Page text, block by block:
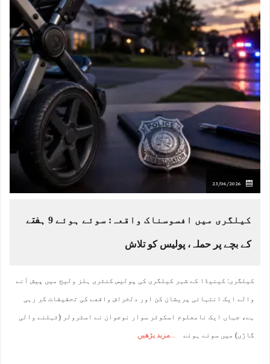
23/06/2026
کیلگری میں افسوسناک واقعہ: سوئے ہوئے 9 ہفتے
کے بچے پر حملہ، پولیس کو تلاش
کیلگری: کینیڈا کے شہر کیلگری کی پولیس کنٹری ہلز ولیج میں پیش آنے
والے ایک انتہائی پریشان کن اور دلخراش واقعے کی تحقیقات کر رہی
ہے، جہاں ایک نامعلوم اسکوٹر سوار نوجوان نے اسٹرولر (ٹہلنے والی
گاڑی) میں سوئے ہوئے مزید پڑھیں